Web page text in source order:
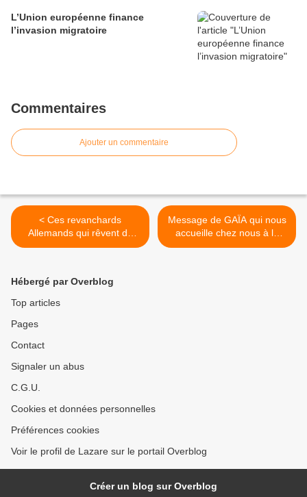
L’Union européenne finance
l’invasion migratoire
Commentaires
Ajouter un commentaire
< Ces revanchards
Allemands qui rêvent de
détruire le pont de Crimée
Message de GAÏA qui nous
accueille chez nous à la
Nouvelle Terre >
Hébergé par Overblog
Top articles
Pages
Contact
Signaler un abus
C.G.U.
Cookies et données personnelles
Préférences cookies
Voir le profil de Lazare sur le portail Overblog
Créer un blog sur Overblog